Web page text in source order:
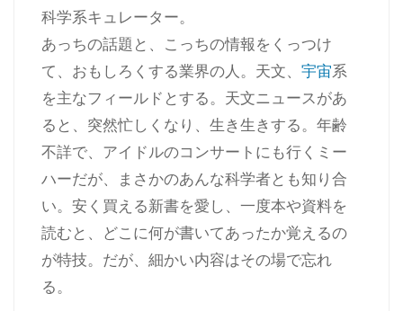
科学系キュレーター。
あっちの話題と、こっちの情報をくっつけ
て、おもしろくする業界の人。天文、 宇宙系
を主なフィールドとする。天文ニュースがあ
ると、突然忙しくなり、生き生きする。年齢
不詳で、アイドルのコンサートにも行くミー
ハーだが、まさかのあんな科学者とも知り合
い。安く買える新書を愛し、一度本や資料を
読むと、どこに何が書いてあったか覚えるの
が特技。だが、細かい内容はその場で忘れ
る。